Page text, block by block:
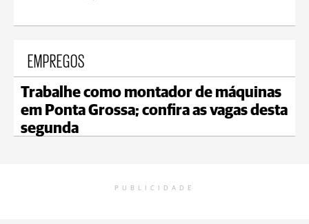
EMPREGOS
Trabalhe como montador de máquinas
em Ponta Grossa; confira as vagas desta
segunda
PUBLICIDADE